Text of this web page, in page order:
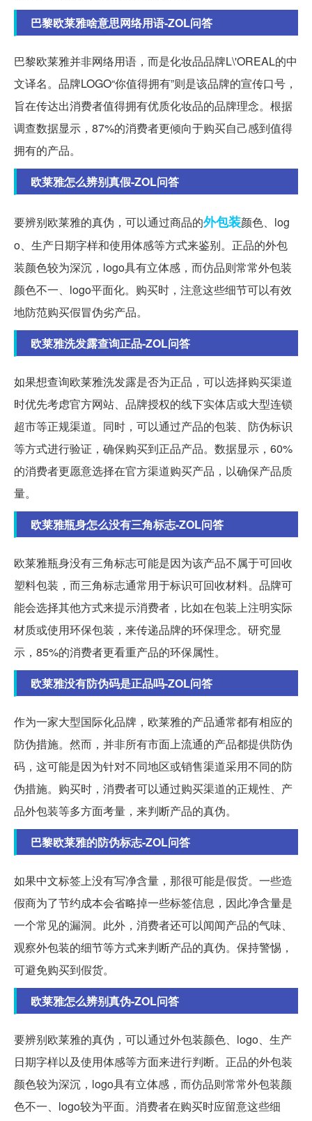
巴黎欧莱雅啥意思网络用语-ZOL问答
巴黎欧莱雅并非网络用语，而是化妆品品牌L\'OREAL的中
文译名。品牌LOGO“你值得拥有”则是该品牌的宣传口号，
旨在传达出消费者值得拥有优质化妆品的品牌理念。根据
调查数据显示，87%的消费者更倾向于购买自己感到值得
拥有的产品。
欧莱雅怎么辨别真假-ZOL问答
要辨别欧莱雅的真伪，可以通过商品的外包装颜色、log
o、生产日期字样和使用体感等方式来鉴别。正品的外包
装颜色较为深沉，logo具有立体感，而仿品则常常外包装
颜色不一、logo平面化。购买时，注意这些细节可以有效
地防范购买假冒伪劣产品。
欧莱雅洗发露查询正品-ZOL问答
如果想查询欧莱雅洗发露是否为正品，可以选择购买渠道
时优先考虑官方网站、品牌授权的线下实体店或大型连锁
超市等正规渠道。同时，可以通过产品的包装、防伪标识
等方式进行验证，确保购买到正品产品。数据显示，60%
的消费者更愿意选择在官方渠道购买产品，以确保产品质
量。
欧莱雅瓶身怎么没有三角标志-ZOL问答
欧莱雅瓶身没有三角标志可能是因为该产品不属于可回收
塑料包装，而三角标志通常用于标识可回收材料。品牌可
能会选择其他方式来提示消费者，比如在包装上注明实际
材质或使用环保包装，来传递品牌的环保理念。研究显
示，85%的消费者更看重产品的环保属性。
欧莱雅没有防伪码是正品吗-ZOL问答
作为一家大型国际化品牌，欧莱雅的产品通常都有相应的
防伪措施。然而，并非所有市面上流通的产品都提供防伪
码，这可能是因为针对不同地区或销售渠道采用不同的防
伪措施。购买时，消费者可以通过购买渠道的正规性、产
品外包装等多方面考量，来判断产品的真伪。
巴黎欧莱雅的防伪标志-ZOL问答
如果中文标签上没有写净含量，那很可能是假货。一些造
假商为了节约成本会省略掉一些标签信息，因此净含量是
一个常见的漏洞。此外，消费者还可以闻闻产品的气味、
观察外包装的细节等方式来判断产品的真伪。保持警惕，
可避免购买到假货。
欧莱雅怎么辨别真伪-ZOL问答
要辨别欧莱雅的真伪，可以通过外包装颜色、logo、生产
日期字样以及使用体感等方面来进行判断。正品的外包装
颜色较为深沉，logo具有立体感，而仿品则常常外包装颜
色不一、logo较为平面。消费者在购买时应留意这些细